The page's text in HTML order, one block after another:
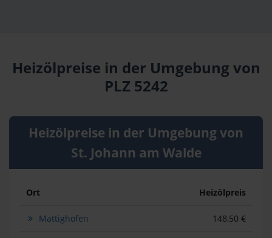
Heizölpreise in der Umgebung von
PLZ 5242
Heizölpreise in der Umgebung von
St. Johann am Walde
Ort Heizölpreis
Mattighofen 148,50 €